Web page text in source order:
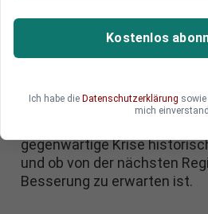
sehe ich bei der
und den
Weltkrieg. Der
gegenwärtige Krise
und ob von der nächsten
Besserung zu erwarten ist.
Kostenlos
Ich habe die Datenschutzerklärung sowie
mich